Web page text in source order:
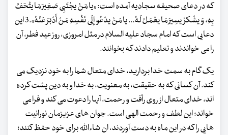
که در دعای صحیفه سجادیه آمده است: «یا مَنْ یجْتَبِی صَغِیرَ مَا یتْحَفُ
بِهِ، وَ یشْکرُ یسِیرَ مَا یعْمَلُ لَهُ... یا مَنْ یدْعُو إِلَی نَفْسِهِ مَنْ أَدْبَرَ عَنْهُ».3 این
دعایی است که امام سجاد علیه السلام در مثل امروزی، روز عید فطر، آن
را می خواندند و تعلیم دادند که بخوانند.
یک گام به سمت خدا بردارید، خدای متعال شما را به خود نزدیک می
کند. آن کسانی که به حقیقت، به معنویت، به خدا و به دین پشت کرده
اند، خدای متعال از روی رأفت و رحمت، آنها را دعوت می کند و فرا می
خواند؛ این لطف و رحمت الهی است. جوان های عزیزمان نورانیت
هایی را که در این ماه به دست آوردند، ان شاءاللّه برای خود حفظ کنند؛